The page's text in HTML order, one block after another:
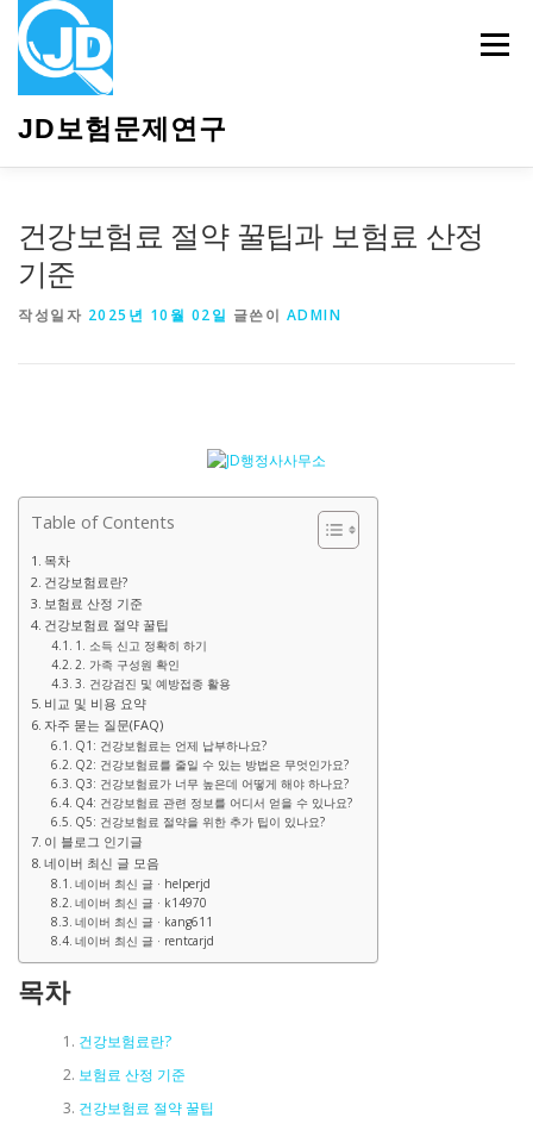
JD보험문제연구
메뉴
건강보험료 절약 꿀팁과 보험료 산정
기준
작성일자 2025년 10월 02일 글쓴이 ADMIN
Table of Contents
목차
건강보험료란?
보험료 산정 기준
건강보험료 절약 꿀팁
1. 소득 신고 정확히 하기
2. 가족 구성원 확인
3. 건강검진 및 예방접종 활용
비교 및 비용 요약
자주 묻는 질문(FAQ)
Q1: 건강보험료는 언제 납부하나요?
Q2: 건강보험료를 줄일 수 있는 방법은 무엇인가요?
Q3: 건강보험료가 너무 높은데 어떻게 해야 하나요?
Q4: 건강보험료 관련 정보를 어디서 얻을 수 있나요?
Q5: 건강보험료 절약을 위한 추가 팁이 있나요?
이 블로그 인기글
네이버 최신 글 모음
네이버 최신 글 · helperjd
네이버 최신 글 · k14970
네이버 최신 글 · kang611
네이버 최신 글 · rentcarjd
목차
건강보험료란?
보험료 산정 기준
건강보험료 절약 꿀팁